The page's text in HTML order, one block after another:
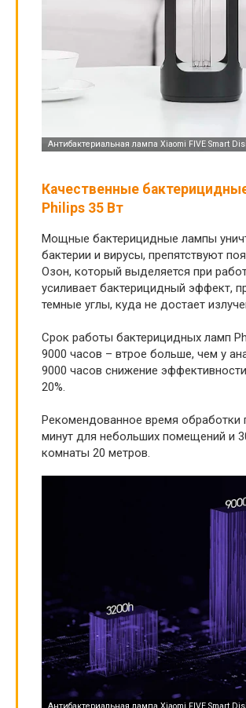
Качественные
Philips 35 Вт
Мощные бактерицидные лампы
бактерии и вирусы, препятствуют
Озон, который выделяется при
усиливает бактерицидный эффект,
темные углы, куда не достает
Срок работы бактерицидных ламп
9000 часов – втрое больше, чем у
9000 часов снижение
20%.
Рекомендованное время
минут для небольших помещений и
комнаты 20 метров.